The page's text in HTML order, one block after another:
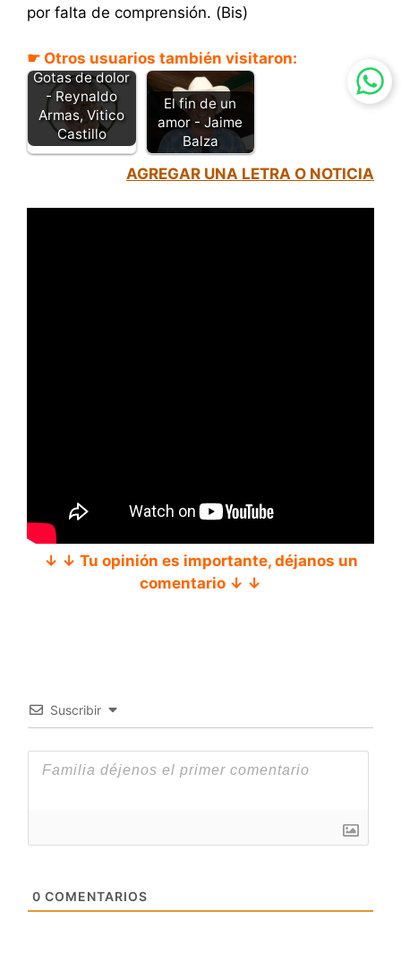
por falta de comprensión. (Bis)
☛ Otros usuarios también visitaron:
Gotas de dolor
- Reynaldo
Armas, Vitico
Castillo
El fin de un
amor - Jaime
Balza
AGREGAR UNA LETRA O NOTICIA
↓ ↓ Tu opinión es importante, déjanos un
comentario ↓ ↓
Suscribir
0 COMENTARIOS